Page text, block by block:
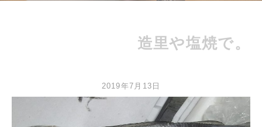
造里や塩焼で。
2019年7月13日